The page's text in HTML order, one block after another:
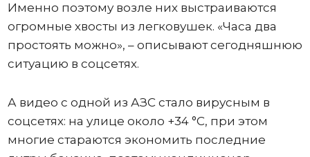
Именно поэтому возле них выстраиваются
огромные хвосты из легковушек. «Часа два
простоять можно», – описывают сегодняшнюю
ситуацию в соцсетях.
А видео с одной из АЗС стало вирусным в
соцсетях: на улице около +34 °C, при этом
многие стараются экономить последние